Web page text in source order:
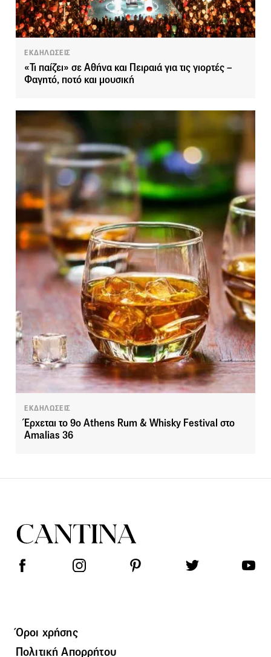
ΕΚΔΗΛΩΣΕΙΣ
«Τι παίζει» σε Αθήνα και Πειραιά για τις γιορτές –
Φαγητό, ποτό και μουσική
ΕΚΔΗΛΩΣΕΙΣ
Έρχεται το 9ο Athens Rum & Whisky Festival στο
Amalias 36
Όροι χρήσης
Πολιτική Απορρήτου